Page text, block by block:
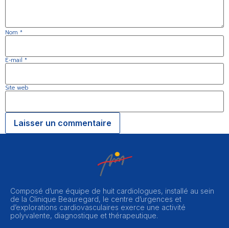
Nom *
E-mail *
Site web
Composé d’une équipe de huit cardiologues, installé au sein
de la Clinique Beauregard, le centre d’urgences et
d’explorations cardiovasculaires exerce une activité
polyvalente, diagnostique et thérapeutique.